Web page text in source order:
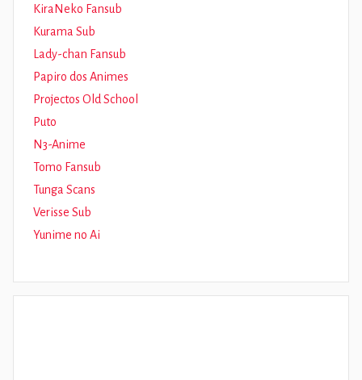
KiraNeko Fansub
Kurama Sub
Lady-chan Fansub
Papiro dos Animes
Projectos Old School
Puto
N3-Anime
Tomo Fansub
Tunga Scans
Verisse Sub
Yunime no Ai